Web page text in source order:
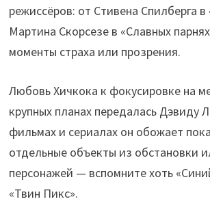
режиссёров: от Стивена Спилберга
Мартина Скорсезе в «Славных
моменты страха или прозрения.
Любовь Хичкока к фокусировке на
крупных планах передалась Дэвиду
фильмах и сериалах он обожает
отдельные объекты из обстановки
персонажей — вспомните хоть
«Твин Пикс».